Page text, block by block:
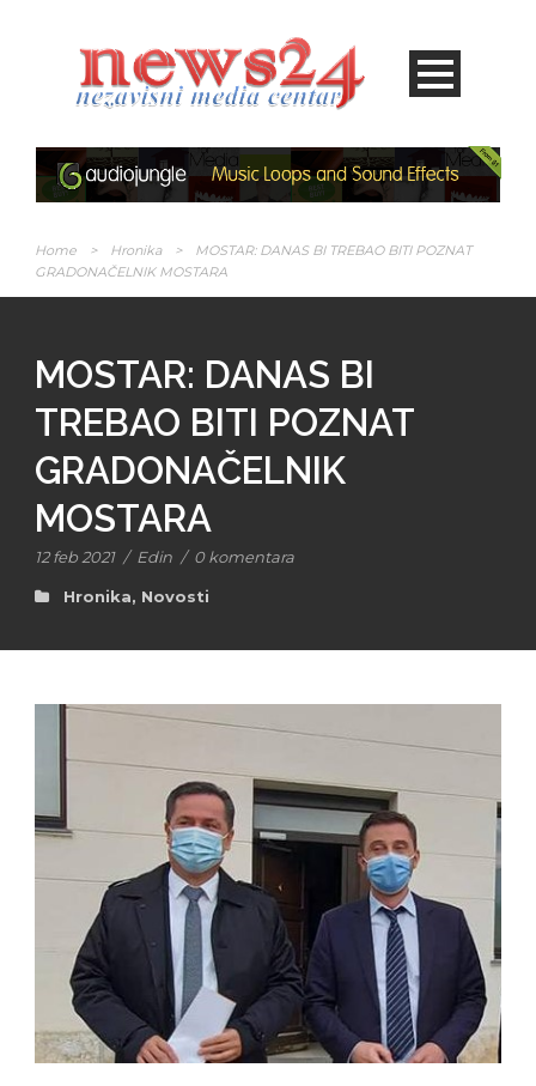
Home > Hronika >
MOSTAR: DANAS BI TREBAO BITI POZNAT
GRADONAČELNIK MOSTARA
MOSTAR: DANAS BI
TREBAO BITI POZNAT
GRADONAČELNIK
MOSTARA
12 feb 2021 / Edin / 0 komentara
Hronika, Novosti